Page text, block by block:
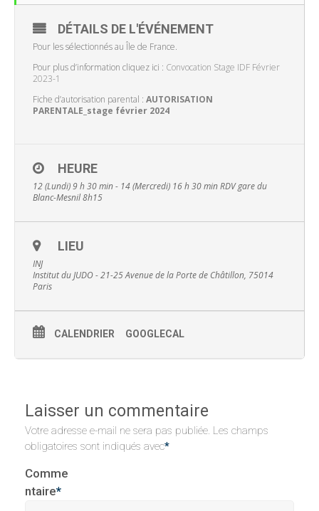
DÉTAILS DE L'ÉVÉNEMENT
Pour les sélectionnés au Île de France.
Pour plus d’information cliquez ici : Convocation Stage IDF Février
2023-1
Fiche d’autorisation parental : AUTORISATION
PARENTALE_stage février 2024
HEURE
12 (Lundi) 9 h 30 min - 14 (Mercredi) 16 h 30 minRDV gare du
Blanc-Mesnil 8h15
LIEU
INJ
Institut du JUDO - 21-25 Avenue de la Porte de Châtillon, 75014
Paris
CALENDRIER GOOGLECAL
Laisser un commentaire
Votre adresse e-mail ne sera pas publiée. Les champs
obligatoires sont indiqués avec*
Comme
ntaire*